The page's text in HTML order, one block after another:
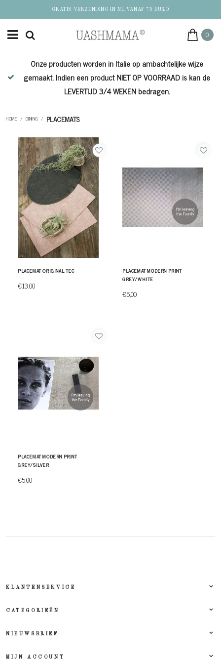
GRATIS VERZENDING IN NL VANAF 75 EURO
0
Onze producten worden in Italie op ambachtelijke wijze
gemaakt. Indien een product NIET OP VOORRAAD is kan de
LEVERTIJD 3/4 WEKEN bedragen.
HOME / DINING / PLACEMATS
PLACEMAT ORIGINAL TEC
€13,00
PLACEMAT MODERN PRINT
GREY/WHITE
€5,00
PLACEMAT MODERN PRINT
GREY/SILVER
€5,00
KLANTENSERVICE
CATEGORIEËN
NIEUWSBRIEF
MIJN ACCOUNT